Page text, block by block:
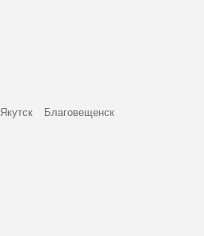
Якутск
Благовещенск